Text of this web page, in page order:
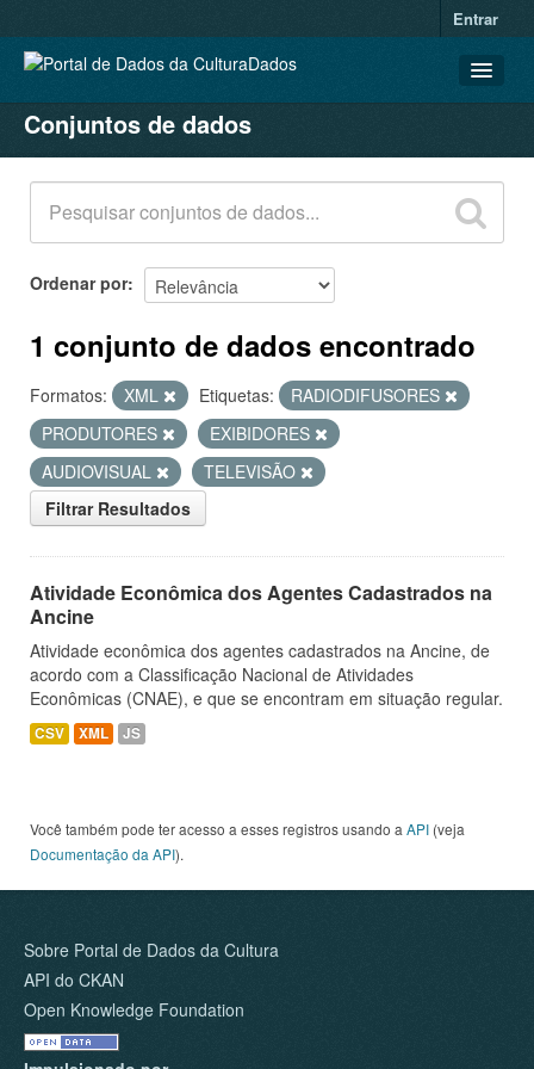
Entrar
CONJUNTOS DE DADOS
ORGANIZAÇÕES
GRUPOS
SOBRE
Conjuntos de dados
Ordenar por
1 conjunto de dados encontrado
Formatos: XML Etiquetas:
RADIODIFUSORES
PRODUTORES
EXIBIDORES
AUDIOVISUAL
TELEVISÃO
Filtrar Resultados
Atividade Econômica dos Agentes Cadastrados na
Ancine
Atividade econômica dos agentes cadastrados na Ancine, de
acordo com a Classificação Nacional de Atividades
Econômicas (CNAE), e que se encontram em situação regular.
CSV XML JS
Você também pode ter acesso a esses registros usando a API (veja
Documentação da API).
Sobre Portal de Dados da Cultura
API do CKAN
Open Knowledge Foundation